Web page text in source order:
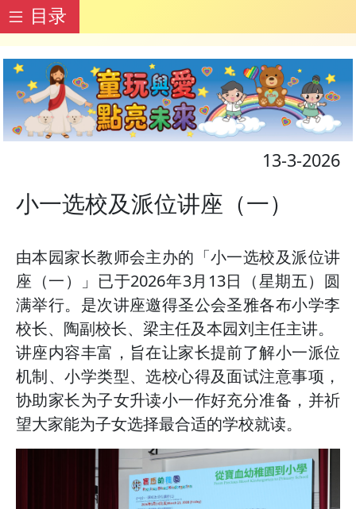
目录
13-3-2026
小一选校及派位讲座（一）
由本园家长教师会主办的「小一选校及派位讲
座（一）」已于2026年3月13日（星期五）圆
满举行。是次讲座邀得圣公会圣雅各布小学李
校长、陶副校长、梁主任及本园刘主任主讲。
讲座内容丰富，旨在让家长提前了解小一派位
机制、小学类型、选校心得及面试注意事项，
协助家长为子女升读小一作好充分准备，并祈
望大家能为子女选择最合适的学校就读。